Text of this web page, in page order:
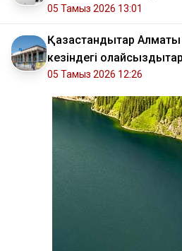
05 Тамыз 2026 13:01
Қазақстандықтар
кезіндегі
05 Тамыз 2026 12:26